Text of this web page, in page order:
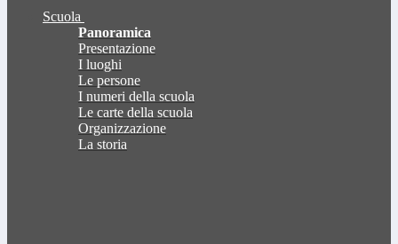
Scuola
Panoramica
Presentazione
I luoghi
Le persone
I numeri della scuola
Le carte della scuola
Organizzazione
La storia